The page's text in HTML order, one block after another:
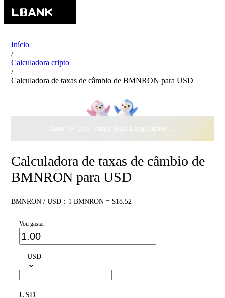
Início
/
Calculadora cripto
/
Calculadora de taxas de câmbio de BMNRON para USD
Além do Gelo, Vamos Mais Longe Juntos ·$500.000
Calculadora de taxas de câmbio de
BMNRON para USD
BMNRON / USD：1 BMNRON = $18.52
Vou gastar
USD
USD